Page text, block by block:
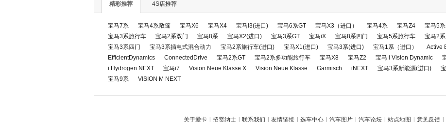
精彩推荐 4S店推荐
宝马7系 宝马4系敞篷 宝马X6 宝马X4 宝马i3(进口) 宝马6系GT 宝马X3（进口） 宝马4系 宝马Z4 宝马5
宝马3系旅行车
宝马2系双门 宝马8系 宝马X2(进口) 宝马3系GT 宝马iX 宝马8系四门 宝马5系旅行车 宝马2系
宝马3系四门
宝马3系插电式混合动力 宝马2系旅行车(进口) 宝马X1(进口) 宝马3系(进口) 宝马1系（进口） Active
EfficientDynamics
ConnectedDrive 宝马2系GT 宝马2系多功能旅行车 宝马X8 宝马Z2 宝马 i Vision Dynamic
i Hydrogen NEXT
宝马i7 Vision Neue Klasse X Vision Neue Klasse Garmisch iNEXT 宝马3系新能源(进口)
宝马9系
VISION M NEXT
关于爱卡 招贤纳士 联系我们 友情链接 选车中心 汽车图片 汽车论坛 站点地图 意见反馈